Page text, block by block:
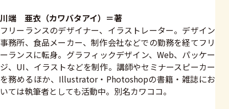
川端 亜衣（カワバタアイ）＝著
フリーランスのデザイナー、イラストレーター。デザイン
事務所、食品メーカー、制作会社などでの勤務を経てフリ
ーランスに転身。グラフィックデザイン、Web、パッケー
ジ、UI、イラストなどを制作。講師やセミナースピーカー
を務めるほか、Illustrator・Photoshopの書籍・雑誌にお
いては執筆者としても活動中。別名カワココ。